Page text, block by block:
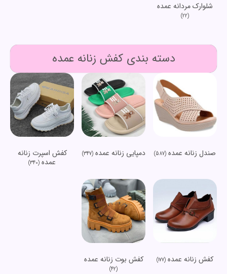
شلوارک مردانه عمده
(22)
دسته بندی کفش زنانه عمده
صندل زنانه عمده (587) دمپایی زنانه عمده(347)
کفش اسپرت زنانه
عمده (340)
کفش زنانه عمده (177) کفش بوت زنانه عمده
(42)